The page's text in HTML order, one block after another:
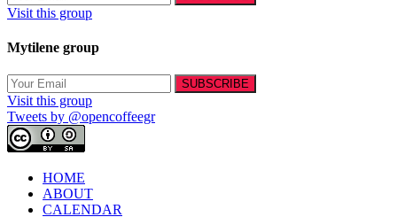
Visit this group
Mytilene group
Visit this group
Tweets by @opencoffeegr
HOME
ABOUT
CALENDAR